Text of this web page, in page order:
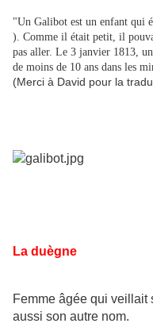
"Un Galibot est un enfant qui
). Comme il était petit, il
pas aller. Le 3 janvier 1813,
de moins de 10 ans dans les
(Merci à David pour la
La duègne
Femme âgée qui veillait
aussi son autre nom.